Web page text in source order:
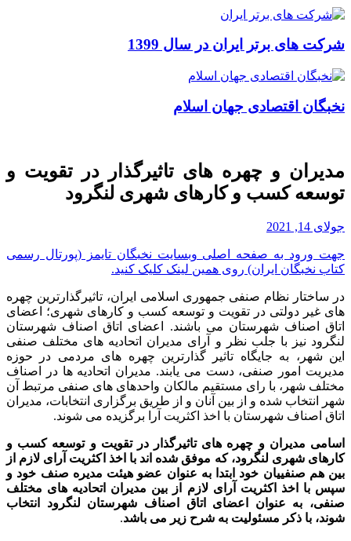
شرکت های برتر ایران در سال 1399
نخبگان اقتصادی جهان اسلام
مدیران و چهره های تاثیرگذار در تقویت و
توسعه کسب و کارهای شهری لنگرود
جولای 14, 2021
جهت ورود به صفحه اصلی وبسایت نخبگان تایمز (پورتال رسمی
کتاب نخبگان ایران) روی همین لینک کلیک کنید.
در ساختار نظام صنفی جمهوری اسلامی ایران، تاثیرگذارترین چهره
های غیر دولتی در تقویت و توسعه کسب و کارهای شهری؛ اعضای
اتاق اصناف شهرستان می باشند. اعضای اتاق اصناف شهرستان
لنگرود نیز با جلب نظر و آرای مدیران اتحادیه های مختلف صنفی
این شهر، به جایگاه تاثیر گذارترین چهره های مردمی در حوزه
مدیریت امور صنفی، دست می یابند. مدیران اتحادیه ها در اصناف
مختلف شهر، با رای مستقیم مالکان واحدهای های صنفی مرتبط آن
شهر انتخاب شده و از بین آنان و از طریق برگزاری انتخابات، مدیران
اتاق اصناف شهرستان با اخذ اکثریت آرا برگزیده می شوند.
اسامی مدیران و چهره های تاثیرگذار در تقویت و توسعه کسب و
کارهای شهری لنگرود، که موفق شده اند با اخذ اکثریت آرای لازم از
بین هم صنفییان خود ابتدا به عنوان عضو هیئت مدیره صنف خود و
سپس با اخذ اکثریت آرای لازم از بین مدیران اتحادیه های مختلف
صنفی، به عنوان اعضای اتاق اصناف شهرستان لنگرود انتخاب
شوند، با ذکر مسئولیت به شرح زیر می باشد.